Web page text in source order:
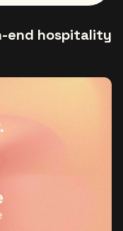
end hospitality